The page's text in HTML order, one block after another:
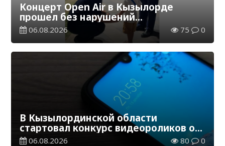
Концерт Open Air в Кызылорде
прошел без нарушений
общественного порядка
06.08.2026 75 0
В Кызылординской области
стартовал конкурс видеороликов о
семейных ценностях и Конституции
06.08.2026 80 0